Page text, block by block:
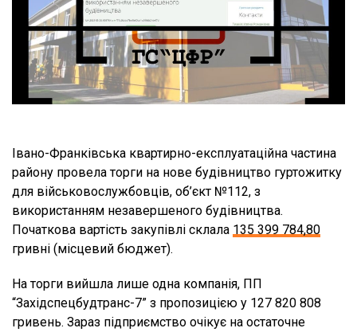
Івано-Франківська квартирно-експлуатаційна частина
району провела торги на нове будівництво гуртожитку
для військовослужбовців, об’єкт №112, з
використанням незавершеного будівництва.
Початкова вартість закупівлі склала 135 399 784,80
гривні (місцевий бюджет).
На торги вийшла лише одна компанія, ПП
“Західспецбудтранс-7” з пропозицією у 127 820 808
гривень. Зараз підприємство очікує на остаточне